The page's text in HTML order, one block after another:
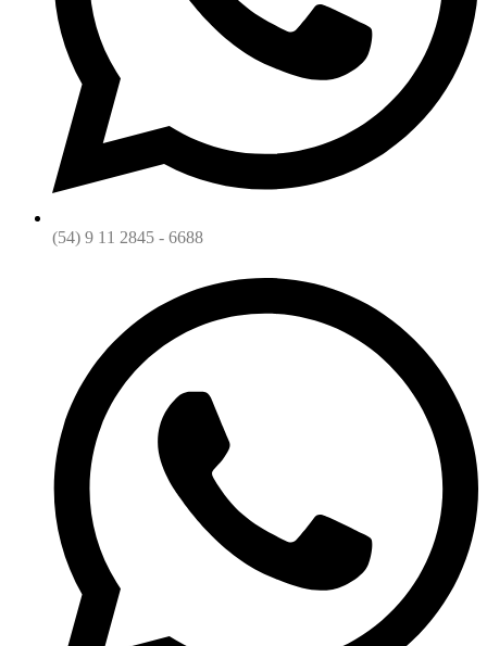
(54) 9 11 2845 - 6688